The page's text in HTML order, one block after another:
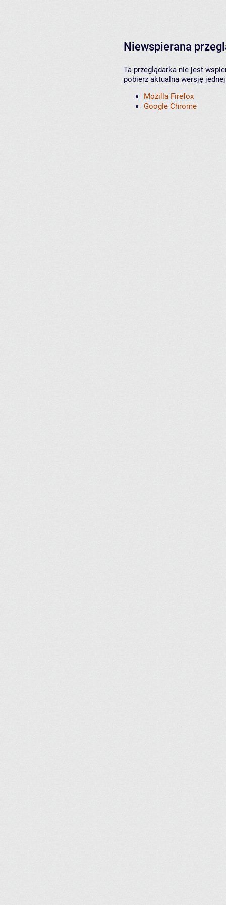
Niewspierana
Ta przeglądarka nie jest
pobierz aktualną wersję
Mozilla Firefox
Google Chrome